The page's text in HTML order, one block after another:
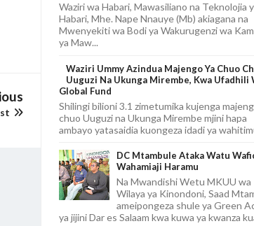
Waziri wa Habari, Mawasiliano na Teknolojia
Habari, Mhe. Nape Nnauye (Mb) akiagana na
Mwenyekiti wa Bodi ya Wakurugenzi wa
ya Maw...
Waziri Ummy Azindua Majengo Ya Chuo
Uuguzi Na Ukunga Mirembe, Kwa Ufadhili
Global Fund
Shilingi bilioni 3.1 zimetumika kujenga
chuo Uuguzi na Ukunga Mirembe mjini hapa
ambayo yatasaidia kuongeza idadi ya
DC Mtambule Ataka Watu
Wahamiaji Haramu
Na Mwandishi Wetu MKUU wa
Wilaya ya Kinondoni, Saad
ameipongeza shule ya Green
ya jijini Dar es Salaam kwa kuwa ya kwanza